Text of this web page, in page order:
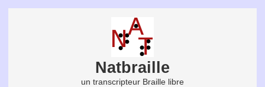
Natbraille
un transcripteur Braille libre